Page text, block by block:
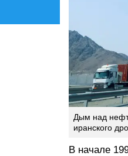
Дым над
иранского
В начале